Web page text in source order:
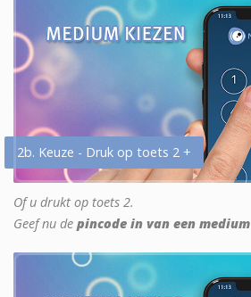
2b. Keuze - Druk op toets 2 +
Of u drukt op toets 2.
Geef nu de pincode in van een medium